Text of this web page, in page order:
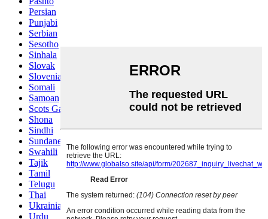
Persian
Punjabi
Serbian
Sesotho
Sinhala
Slovak
Slovenian
Somali
Samoan
Scots Gaelic
Shona
Sindhi
Sundanese
Swahili
Tajik
Tamil
Telugu
Thai
Ukrainian
Urdu